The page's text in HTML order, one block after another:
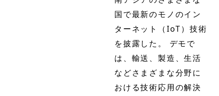
国で最新のモノのイン
ターネット（IoT）技術
を披露した。 デモで
は、輸送、製造、生活
などさまざまな分野に
おける技術応用の解決